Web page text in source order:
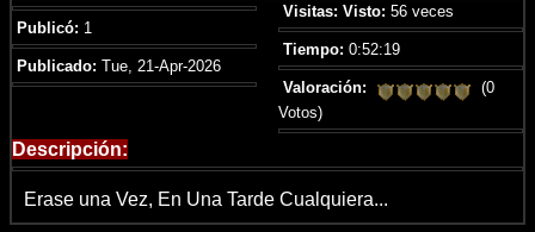
Publicó: 1
Publicado: Tue, 21-Apr-2026
Visitas: Visto: 56 veces
Tiempo: 0:52:19
Valoración:
(0
Votos)
Descripción:
Erase una Vez, En Una Tarde Cualquiera...